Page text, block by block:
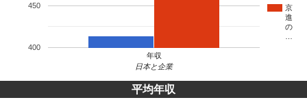
京
進
の
年収
400
450
日本と企業
平均年収